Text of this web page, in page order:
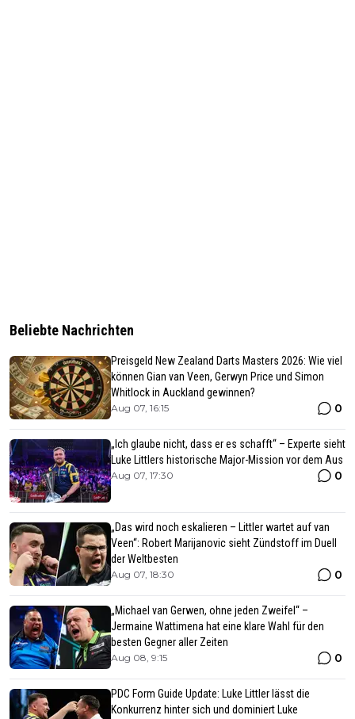
Beliebte Nachrichten
Preisgeld New Zealand Darts Masters 2026: Wie viel
können Gian van Veen, Gerwyn Price und Simon
Whitlock in Auckland gewinnen?
Aug 07, 16:15 0
„Ich glaube nicht, dass er es schafft“ – Experte sieht
Luke Littlers historische Major-Mission vor dem Aus
Aug 07, 17:30 0
„Das wird noch eskalieren – Littler wartet auf van
Veen“: Robert Marijanovic sieht Zündstoff im Duell
der Weltbesten
Aug 07, 18:30 0
„Michael van Gerwen, ohne jeden Zweifel“ –
Jermaine Wattimena hat eine klare Wahl für den
besten Gegner aller Zeiten
Aug 08, 9:15 0
PDC Form Guide Update: Luke Littler lässt die
Konkurrenz hinter sich und dominiert Luke